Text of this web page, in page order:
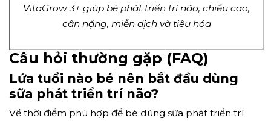
VitaGrow 3+ giúp bé phát triển trí não, chiều cao,
cân nặng, miễn dịch và tiêu hóa
Câu hỏi thường gặp (FAQ)
Lứa tuổi nào bé nên bắt đầu dùng
sữa phát triển trí não?
Về thời điểm phù hợp để bé dùng sữa phát triển trí